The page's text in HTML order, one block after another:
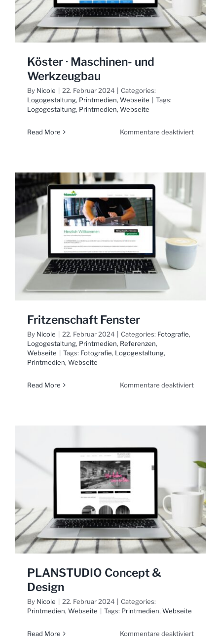
Köster · Maschinen- und
Werkzeugbau
By Nicole 22. Februar 2024
Categories:
Logogestaltung, Printmedien, Webseite
Tags:
Logogestaltung, Printmedien, Webseite
Read More Kommentare deaktiviertfür
Fritzenschaft Fenster
By Nicole 22. Februar 2024 Categories: Fotografie,
Logogestaltung, Printmedien, Referenzen,
Webseite
Tags: Fotografie, Logogestaltung,
Printmedien, Webseite
Read More Kommentare deaktiviertfür
PLANSTUDIO Concept &
Design
By Nicole 22. Februar 2024
Categories:
Printmedien, Webseite Tags: Printmedien, Webseite
Read More Kommentare deaktiviertfür